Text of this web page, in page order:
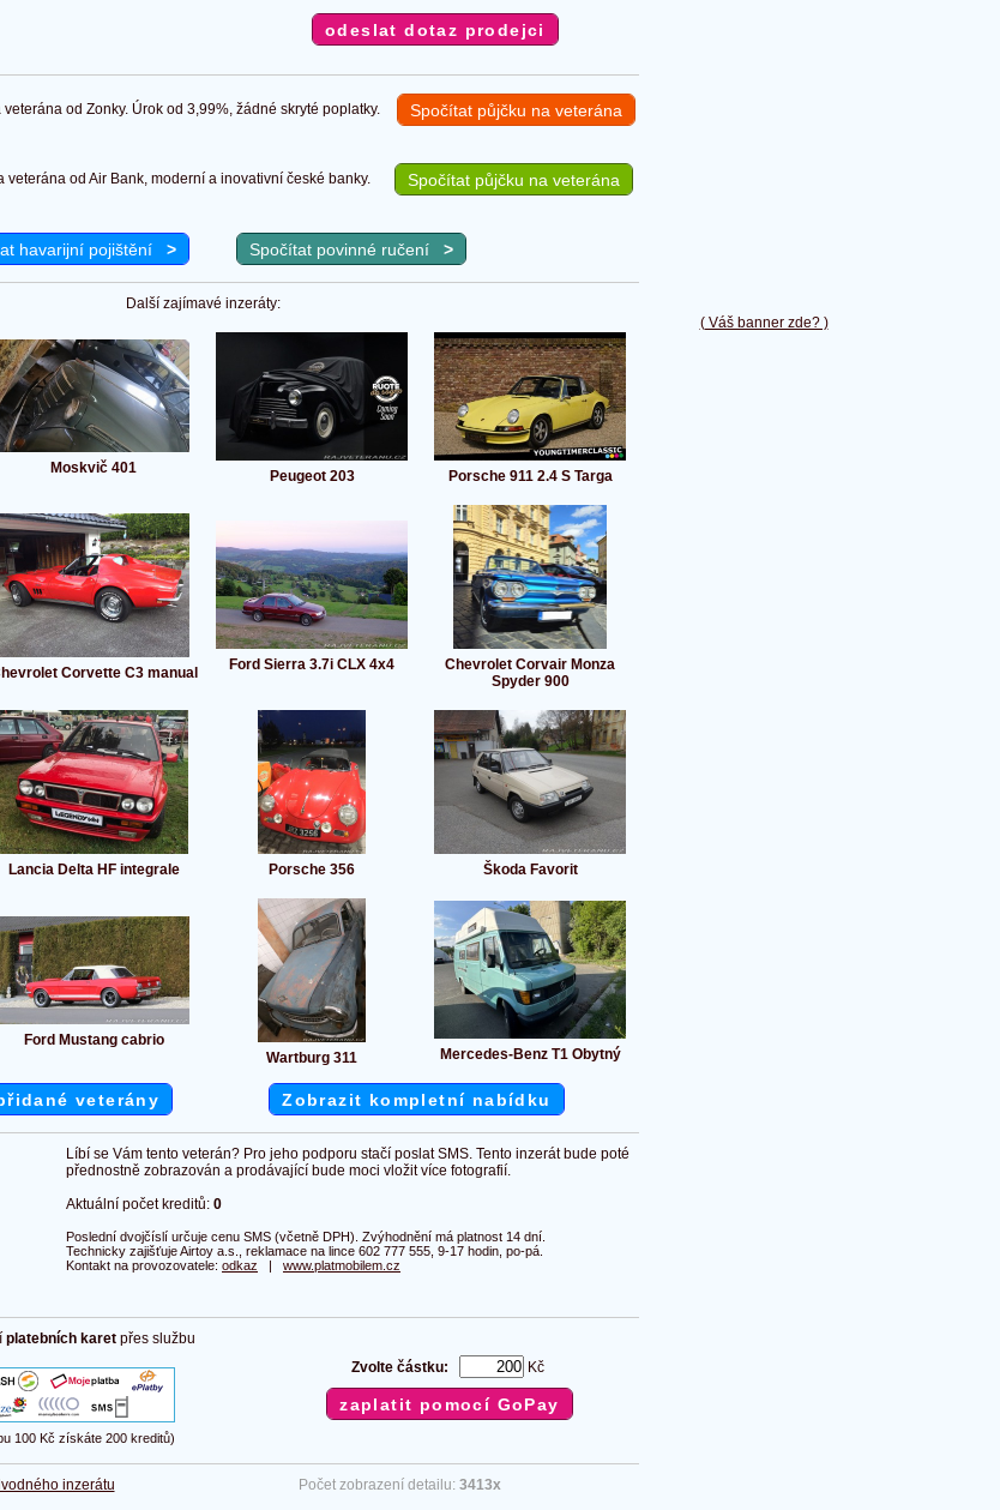
( Váš banner zde? )
veterána od Zonky. Úrok od 3,99%, žádné skryté poplatky. Spočítat půjčku na veterána
veterána od Air Bank, moderní a inovativní české banky. Spočítat půjčku na veterána
havarijní pojištění > Spočítat povinné ručení >
Další zajímavé inzeráty:
Moskvič 401 Peugeot 203 Porsche 911 2.4 S Targa
Corvette C3 manual Ford Sierra 3.7i CLX 4x4
Chevrolet Corvair Monza
Spyder 900
Lancia Delta HF integrale Porsche 356 Škoda Favorit
Ford Mustang cabrio
Wartburg 311
Mercedes-Benz T1 Obytný
veterány Zobrazit kompletní nabídku
Líbí se Vám tento veterán? Pro jeho podporu stačí poslat SMS. Tento inzerát bude poté
přednostně zobrazován a prodávající bude moci vložit více fotografií.
Aktuální počet kreditů: 0
Poslední dvojčíslí určuje cenu SMS (včetně DPH). Zvýhodnění má platnost 14 dní.
Technicky zajišťuje Airtoy a.s., reklamace na lince 602 777 555, 9-17 hodin, po-pá.
Kontakt na provozovatele: odkaz | www.platmobilem.cz
platebních karet přes službu
100 Kč získáte 200 kreditů)
Zvolte částku: Kč
inzerátu Počet zobrazení detailu: 3413x